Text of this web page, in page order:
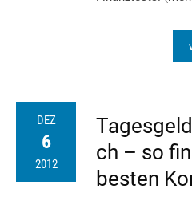
DEZ
6
2012
ch – so
besten